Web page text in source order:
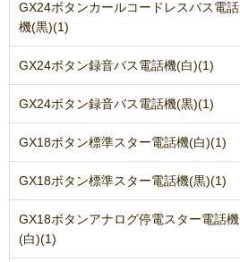
GX24ボタンカールコードレスバス電話
機(黒)(1)
GX24ボタン録音バス電話機(白)(1)
GX24ボタン録音バス電話機(黒)(1)
GX18ボタン標準スター電話機(白)(1)
GX18ボタン標準スター電話機(黒)(1)
GX18ボタンアナログ停電スター電話機
(白)(1)